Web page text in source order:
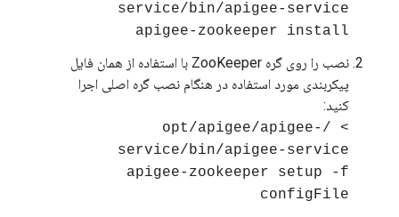
service/bin/apigee-service
apigee-zookeeper install
نصب را روی گره ZooKeeper با استفاده از همان فایل
پیکربندی مورد استفاده در هنگام نصب گره اصلی اجرا
کنید:
> /opt/apigee/apigee-
service/bin/apigee-service
apigee-zookeeper setup -f
configFile